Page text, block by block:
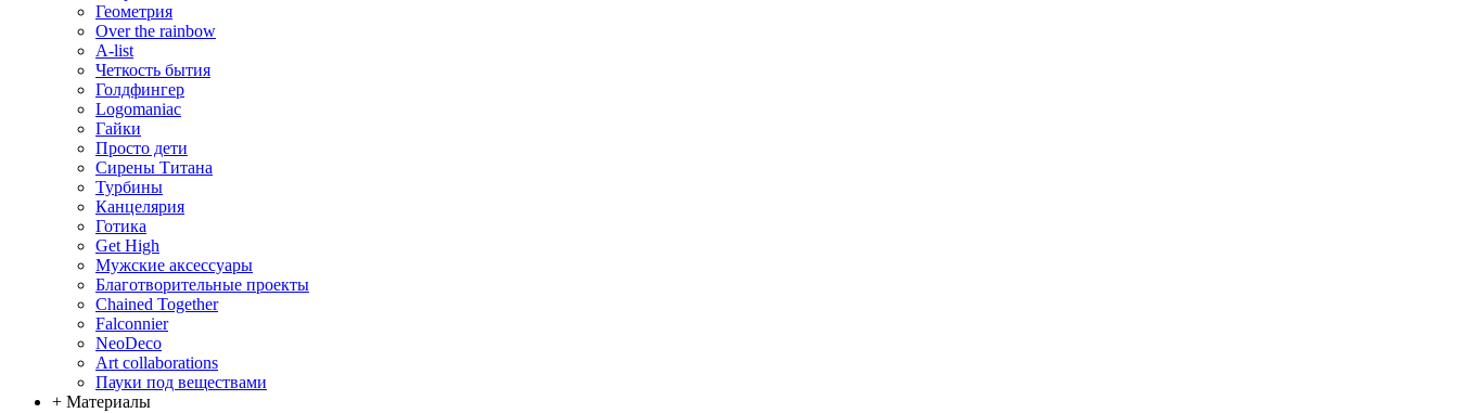
Геометрия
Over the rainbow
A-list
Четкость бытия
Голдфингер
Logomaniac
Гайки
Просто дети
Сирены Титана
Турбины
Канцелярия
Готика
Get High
Мужские аксессуары
Благотворительные проекты
Chained Together
Falconnier
NeoDeco
Аrt collaborations
Пауки под веществами
+ Материалы